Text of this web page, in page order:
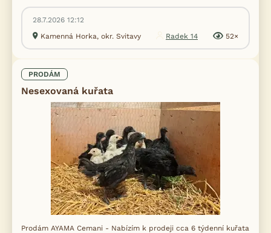
28.7.2026 12:12
Kamenná Horka, okr. Svitavy
Radek 14 52×
PRODÁM
Nesexovaná kuřata
Prodám AYAMA Cemani - Nabízím k prodeji cca 6 týdenní kuřata